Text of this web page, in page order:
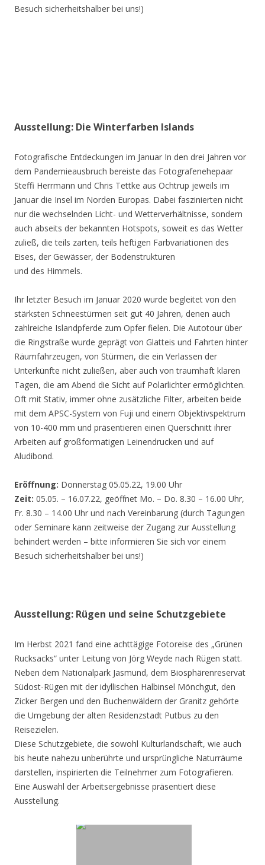
Besuch sicherheitshalber bei uns!)
Ausstellung: Die Winterfarben Islands
Fotografische Entdeckungen im Januar In den drei Jahren vor
dem Pandemieausbruch bereiste das Fotografenehepaar
Steffi Herrmann und Chris Tettke aus Ochtrup jeweils im
Januar die Insel im Norden Europas. Dabei faszinierten nicht
nur die wechselnden Licht- und Wetterverhältnisse, sondern
auch abseits der bekannten Hotspots, soweit es das Wetter
zuließ, die teils zarten, teils heftigen Farbvariationen des
Eises, der Gewässer, der Bodenstrukturen
und des Himmels.
Ihr letzter Besuch im Januar 2020 wurde begleitet von den
stärksten Schneestürmen seit gut 40 Jahren, denen auch
zahlreiche Islandpferde zum Opfer fielen. Die Autotour über
die Ringstraße wurde geprägt von Glatteis und Fahrten hinter
Räumfahrzeugen, von Stürmen, die ein Verlassen der
Unterkünfte nicht zuließen, aber auch von traumhaft klaren
Tagen, die am Abend die Sicht auf Polarlichter ermöglichten.
Oft mit Stativ, immer ohne zusätzliche Filter, arbeiten beide
mit dem APSC-System von Fuji und einem Objektivspektrum
von 10-400 mm und präsentieren einen Querschnitt ihrer
Arbeiten auf großformatigen Leinendrucken und auf
Aludibond.
Eröffnung: Donnerstag 05.05.22, 19.00 Uhr
Zeit: 05.05. – 16.07.22, geöffnet Mo. – Do. 8.30 – 16.00 Uhr,
Fr. 8.30 – 14.00 Uhr und nach Vereinbarung (durch Tagungen
oder Seminare kann zeitweise der Zugang zur Ausstellung
behindert werden – bitte informieren Sie sich vor einem
Besuch sicherheitshalber bei uns!)
Ausstellung: Rügen und seine Schutzgebiete
Im Herbst 2021 fand eine achttägige Fotoreise des „Grünen
Rucksacks“ unter Leitung von Jörg Weyde nach Rügen statt.
Neben dem Nationalpark Jasmund, dem Biosphärenreservat
Südost-Rügen mit der idyllischen Halbinsel Mönchgut, den
Zicker Bergen und den Buchenwäldern der Granitz gehörte
die Umgebung der alten Residenzstadt Putbus zu den
Reisezielen.
Diese Schutzgebiete, die sowohl Kulturlandschaft, wie auch
bis heute nahezu unberührte und ursprüngliche Naturräume
darstellen, inspirierten die Teilnehmer zum Fotografieren.
Eine Auswahl der Arbeitsergebnisse präsentiert diese
Ausstellung.